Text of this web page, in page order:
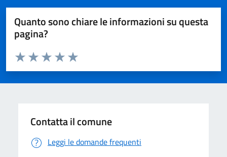
Quanto sono chiare le informazioni su questa
pagina?
Domanda
Valuta da 1 a 5 stelle la pagina
Valuta 5 stelle su 5
Valuta 4 stelle su 5
Valuta 3 stelle su 5
Valuta 2 stelle su 5
Valuta 1 stelle su 5
Contatta il comune
Leggi le domande frequenti